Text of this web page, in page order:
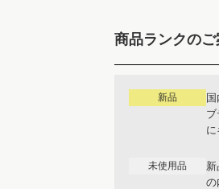
商品ランクのご
新品
未使用品
の